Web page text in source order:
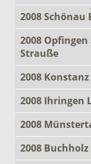
2008 Schönau
2008
Strauße
2008
2008 Ihringen
2008
2008